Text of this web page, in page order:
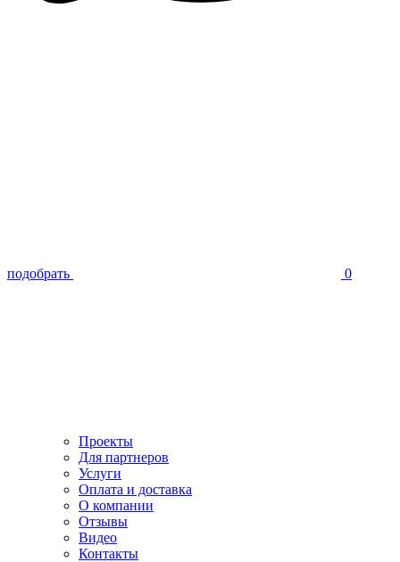
подобрать 0
Проекты
Для партнеров
Услуги
Оплата и доставка
О компании
Отзывы
Видео
Контакты